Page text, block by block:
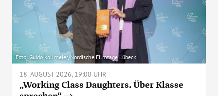
Foto: Guido Kollmeier/Nordische Filmtage Lübeck
18. AUGUST 2026, 19:00 UHR
„Working Class Daughters. Über Klasse